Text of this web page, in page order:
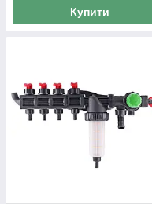
Купити